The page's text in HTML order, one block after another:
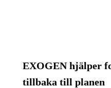
EXOGEN hjälper
tillbaka till planen